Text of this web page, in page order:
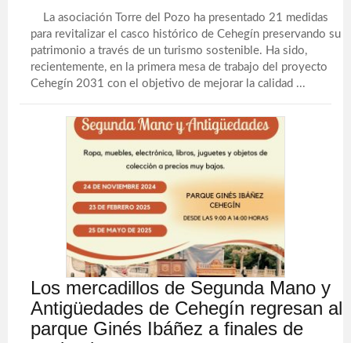
La asociación Torre del Pozo ha presentado 21 medidas
para revitalizar el casco histórico de Cehegín preservando su
patrimonio a través de un turismo sostenible. Ha sido,
recientemente, en la primera mesa de trabajo del proyecto
Cehegín 2031 con el objetivo de mejorar la calidad ...
Los mercadillos de Segunda Mano y
Antigüedades de Cehegín regresan al
parque Ginés Ibáñez a finales de